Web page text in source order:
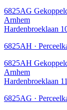
6825AG
Arnhem
Hardenbroeklaan
6825AH ·
6825AH
Arnhem
Hardenbroeklaan
6825AG ·